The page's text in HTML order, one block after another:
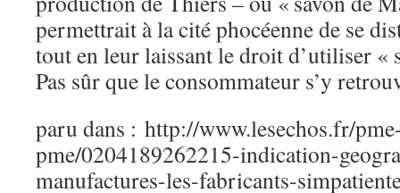
permettrait à la cité phocéenne de se
tout en leur laissant le droit d’utiliser «
Pas sûr que le consommateur s’y
paru dans : http://www.lesechos.fr/
pme/0204189262215-indication-
manufactures-les-fabricants-